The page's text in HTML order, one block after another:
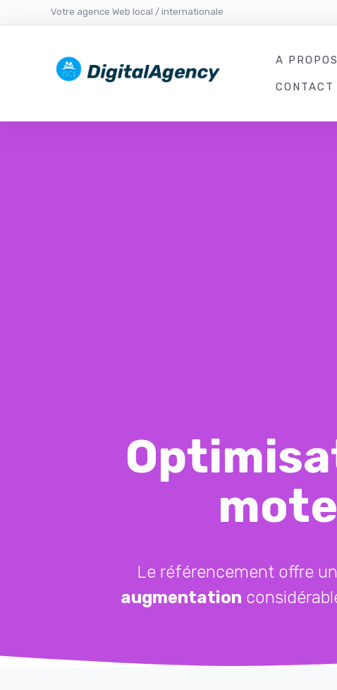
Votre agence Web local / internationale
A PROPOS
CONTACT
Le référencement offre
augmentation